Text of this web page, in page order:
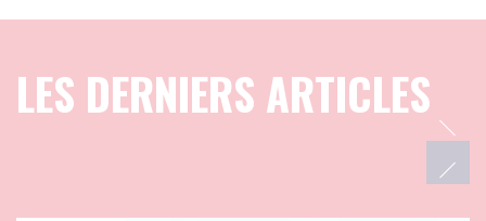
LES DERNIERS ARTICLES